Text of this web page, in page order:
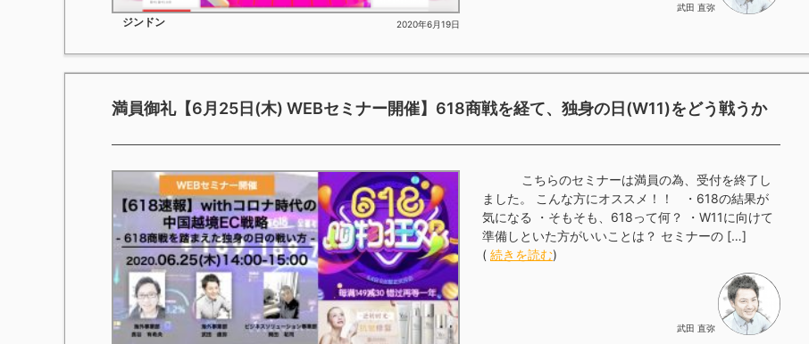
ジンドン 2020年6月19日
武田 直弥
満員御礼【6月25日(木) WEBセミナー開催】618商戦を経て、独身の日(W11)をどう戦うか
こちらのセミナーは満員の為、受付を終了し
ました。 こんな方にオススメ！！ ・618の結果が
気になる ・そもそも、618って何？ ・W11に向けて
準備しといた方がいいことは？ セミナーの […]
( 続きを読む)
武田 直弥